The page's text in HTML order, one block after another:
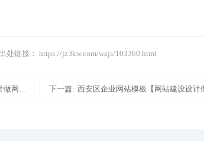
处链接： https://jz.fkw.com/wzjs/103360.html
网站】 下一篇: 西安区企业网站模板【网站建设设计